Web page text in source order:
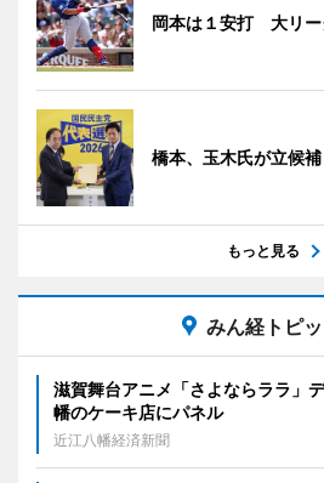
岡本は１安打 大リー
橋本、玉木氏が立候
もっと見る
みん経トピ
滋賀舞台アニメ「さよならララ」
幡のケーキ店にパネル
近江八幡経済新聞